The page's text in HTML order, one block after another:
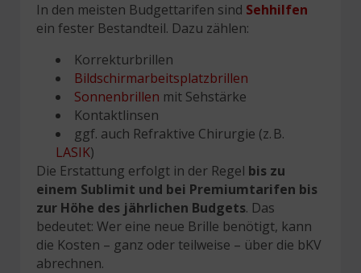
In den meisten Budgettarifen sind Sehhilfen
ein fester Bestandteil. Dazu zählen:
Korrekturbrillen
Bildschirmarbeitsplatzbrillen
Sonnenbrillen mit Sehstärke
Kontaktlinsen
ggf. auch Refraktive Chirurgie (z. B.
LASIK)
Die Erstattung erfolgt in der Regel bis zu
einem Sublimit und bei Premiumtarifen bis
zur Höhe des jährlichen Budgets. Das
bedeutet: Wer eine neue Brille benötigt, kann
die Kosten – ganz oder teilweise – über die bKV
abrechnen.